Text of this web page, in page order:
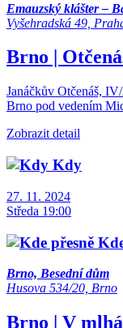
Emauzský klášter –
Vyšehradská 49,
Brno |
Janáčkův Otčenáš,
Brno pod vedením
Zobrazit detail
Kdy
27. 11. 2024
Středa 19:00
Brno, Besední dům
Husova 534/20, Brno
Brno | V